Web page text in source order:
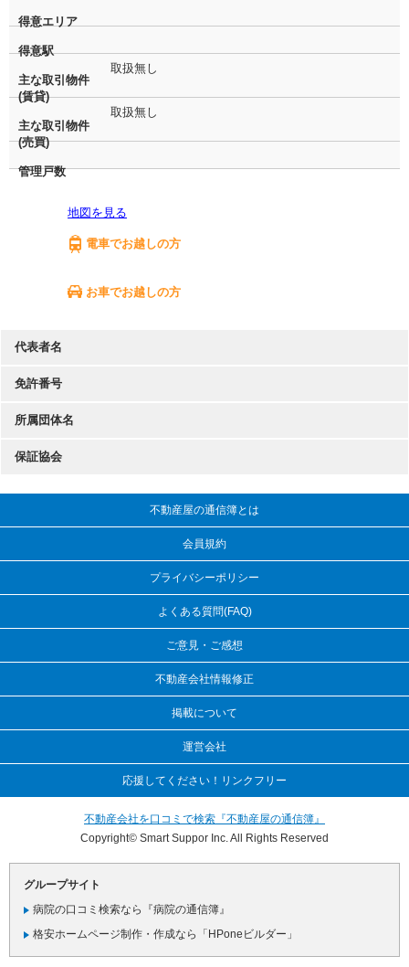
得意エリア
得意駅
主な取引物件
(賃貸)
取扱無し
主な取引物件
(売買)
取扱無し
管理戸数
地図を見る
電車でお越しの方
お車でお越しの方
代表者名
免許番号
所属団体名
保証協会
不動産屋の通信簿とは
会員規約
プライバシーポリシー
よくある質問(FAQ)
ご意見・ご感想
不動産会社情報修正
掲載について
運営会社
応援してください！リンクフリー
不動産会社を口コミで検索『不動産屋の通信簿』
Copyright© Smart Suppor Inc. All Rights Reserved
グループサイト
病院の口コミ検索なら『病院の通信簿』
格安ホームページ制作・作成なら「HPoneビルダー」